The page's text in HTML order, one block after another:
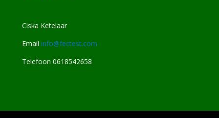
Ciska Ketelaar
Email info@fectest.com
Telefoon 0618542658